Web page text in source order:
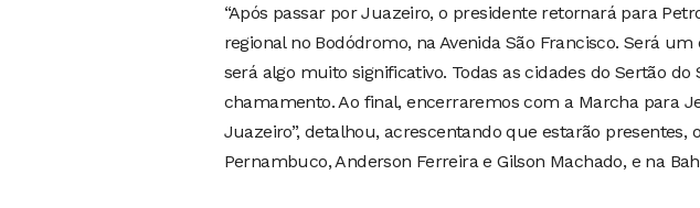
“Após passar por Juazeiro, o presidente retornará para
regional no Bodódromo, na Avenida São Francisco. Será
será algo muito significativo. Todas as cidades do Sertão do
chamamento. Ao final, encerraremos com a Marcha para
Juazeiro”, detalhou, acrescentando que estarão presentes,
Pernambuco, Anderson Ferreira e Gilson Machado, e na